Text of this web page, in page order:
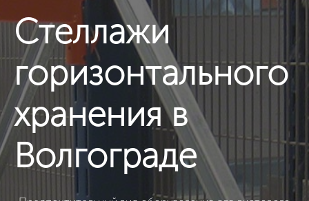
Стеллажи
горизонтального
хранения в
Волгограде